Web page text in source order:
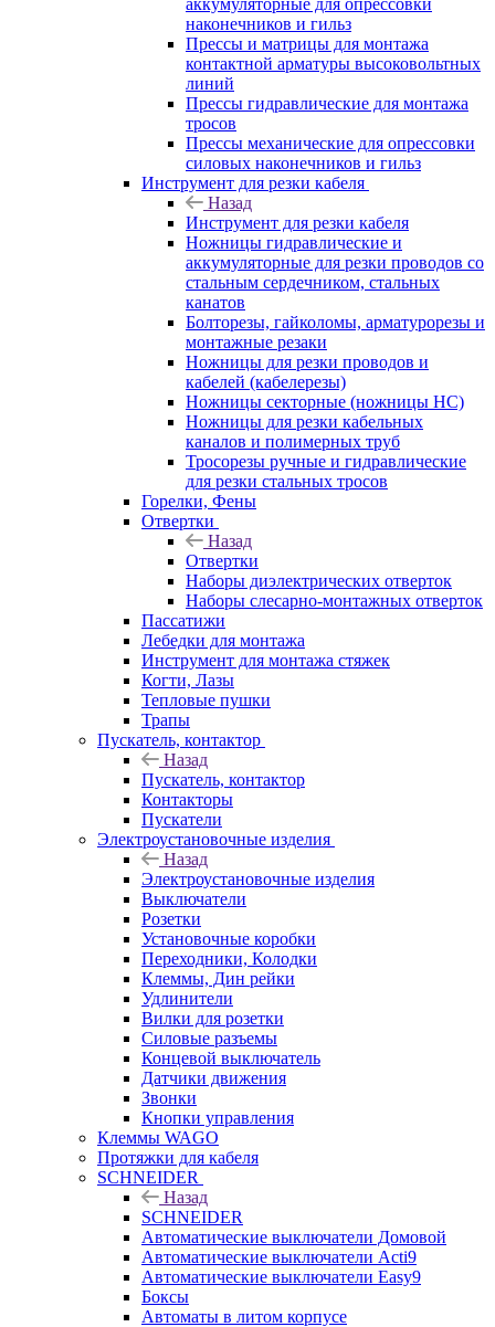
аккумуляторные для опрессовки
наконечников и гильз
Прессы и матрицы для монтажа
контактной арматуры высоковольтных
линий
Прессы гидравлические для монтажа
тросов
Прессы механические для опрессовки
силовых наконечников и гильз
Инструмент для резки кабеля
Назад
Инструмент для резки кабеля
Ножницы гидравлические и
аккумуляторные для резки проводов со
стальным сердечником, стальных
канатов
Болторезы, гайколомы, арматурорезы и
монтажные резаки
Ножницы для резки проводов и
кабелей (кабелерезы)
Ножницы секторные (ножницы НС)
Ножницы для резки кабельных
каналов и полимерных труб
Тросорезы ручные и гидравлические
для резки стальных тросов
Горелки, Фены
Отвертки
Назад
Отвертки
Наборы диэлектрических отверток
Наборы слесарно-монтажных отверток
Пассатижи
Лебедки для монтажа
Инструмент для монтажа стяжек
Когти, Лазы
Тепловые пушки
Трапы
Пускатель, контактор
Назад
Пускатель, контактор
Контакторы
Пускатели
Электроустановочные изделия
Назад
Электроустановочные изделия
Выключатели
Розетки
Установочные коробки
Переходники, Колодки
Клеммы, Дин рейки
Удлинители
Вилки для розетки
Силовые разъемы
Концевой выключатель
Датчики движения
Звонки
Кнопки управления
Клеммы WAGO
Протяжки для кабеля
SCHNEIDER
Назад
SCHNEIDER
Автоматические выключатели Домовой
Автоматические выключатели Acti9
Автоматические выключатели Easy9
Боксы
Автоматы в литом корпусе